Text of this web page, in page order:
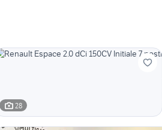
28